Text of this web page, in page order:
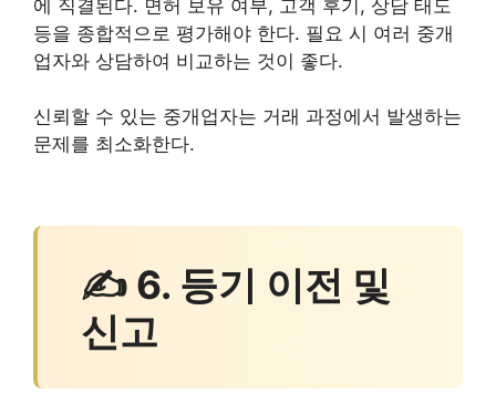
에 직결된다. 면허 보유 여부, 고객 후기, 상담 태도
등을 종합적으로 평가해야 한다. 필요 시 여러 중개
업자와 상담하여 비교하는 것이 좋다.
신뢰할 수 있는 중개업자는 거래 과정에서 발생하는
문제를 최소화한다.
✍ 6. 등기 이전 및
신고